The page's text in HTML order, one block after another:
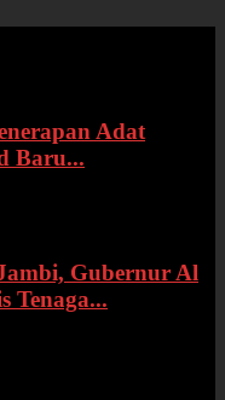
Adat
Baru...
Gubernur Al
Tenaga...